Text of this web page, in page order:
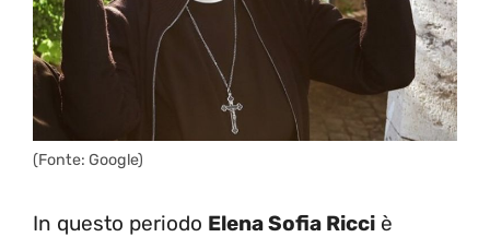
(Fonte: Google)
In questo periodo Elena Sofia Ricci è